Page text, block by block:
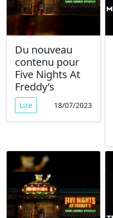
Du nouveau
contenu pour
Five Nights At
Freddy’s
Lire 18/07/2023